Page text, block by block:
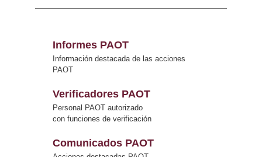
Informes PAOT
Información destacada de las acciones
PAOT
Verificadores PAOT
Personal PAOT autorizado
con funciones de verificación
Comunicados PAOT